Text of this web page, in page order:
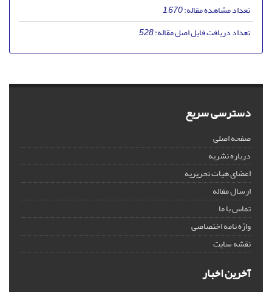
تعداد مشاهده مقاله:1,670
تعداد دریافت فایل اصل مقاله:528
دسترسی سریع
صفحه اصلی
درباره نشریه
اعضای هیات تحریریه
ارسال مقاله
تماس با ما
واژه نامه اختصاصی
نقشه سایت
آخرین اخبار